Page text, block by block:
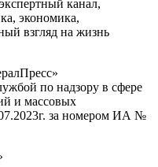
канал,
экономика,
взгляд на жизнь
по надзору в сфере
и массовых
за номером ИА №